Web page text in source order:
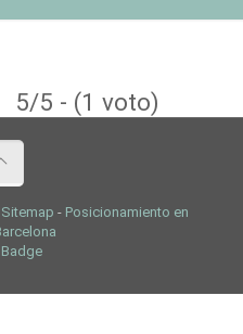
5/5 - (1 voto)
Sitemap - Posicionamiento en